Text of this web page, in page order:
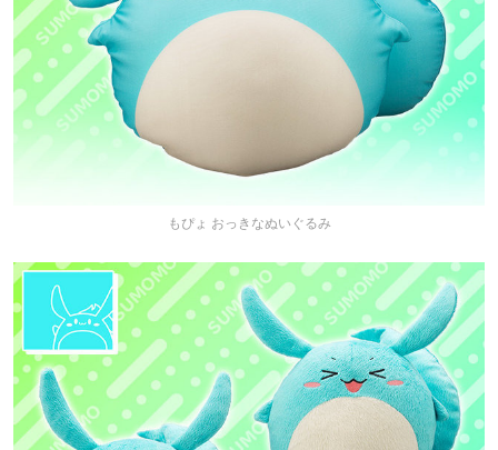
もぴょ おっきなぬいぐるみ